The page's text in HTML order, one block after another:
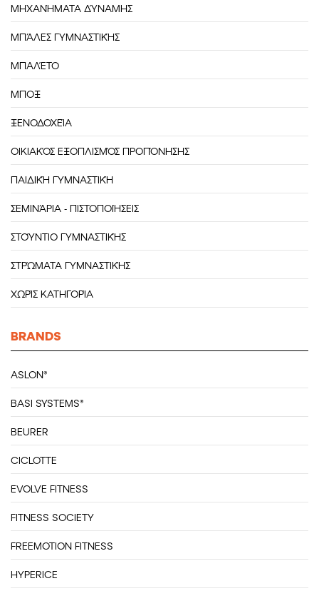
ΜΗΧΑΝΉΜΑΤΑ ΔΎΝΑΜΗΣ
ΜΠΆΛΕΣ ΓΥΜΝΑΣΤΙΚΉΣ
ΜΠΑΛΈΤΟ
ΜΠΟΞ
ΞΕΝΟΔΟΧΕΊΑ
ΟΙΚΙΑΚΌΣ ΕΞΟΠΛΙΣΜΌΣ ΠΡΟΠΌΝΗΣΗΣ
ΠΑΙΔΙΚΉ ΓΥΜΝΑΣΤΙΚΉ
ΣΕΜΙΝΆΡΙΑ - ΠΙΣΤΟΠΟΙΉΣΕΙΣ
ΣΤΟΎΝΤΙΟ ΓΥΜΝΑΣΤΙΚΉΣ
ΣΤΡΏΜΑΤΑ ΓΥΜΝΑΣΤΙΚΉΣ
ΧΩΡΊΣ ΚΑΤΗΓΟΡΊΑ
BRANDS
ASLON®
BASI SYSTEMS®
BEURER
CICLOTTE
EVOLVE FITNESS
FITNESS SOCIETY
FREEMOTION FITNESS
HYPERICE